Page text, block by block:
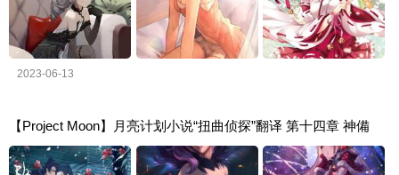
2023-06-13
【Project Moon】月亮计划小说“扭曲侦探”翻译 第十四章 神備